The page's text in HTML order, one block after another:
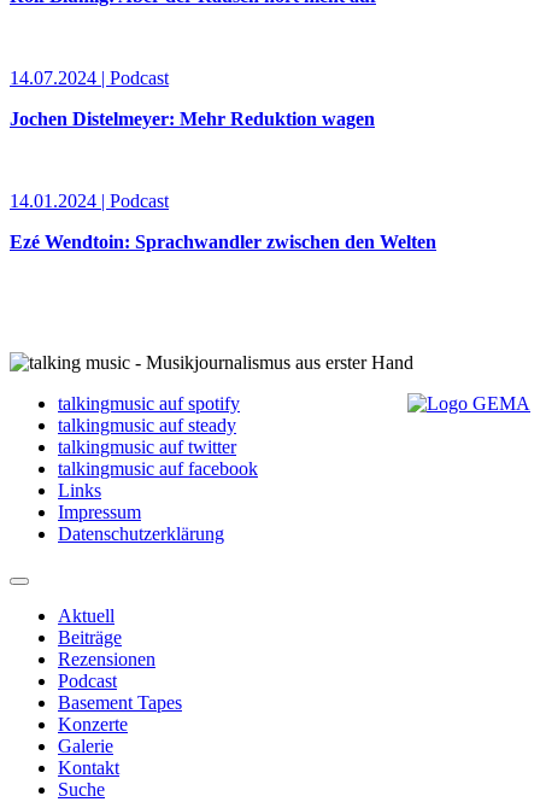
14.07.2024 | Podcast
Jochen Distelmeyer: Mehr Reduktion wagen
14.01.2024 | Podcast
Ezé Wendtoin: Sprachwandler zwischen den Welten
talkingmusic auf spotify
talkingmusic auf steady
talkingmusic auf twitter
talkingmusic auf facebook
Links
Impressum
Datenschutzerklärung
Aktuell
Beiträge
Rezensionen
Podcast
Basement Tapes
Konzerte
Galerie
Kontakt
Suche